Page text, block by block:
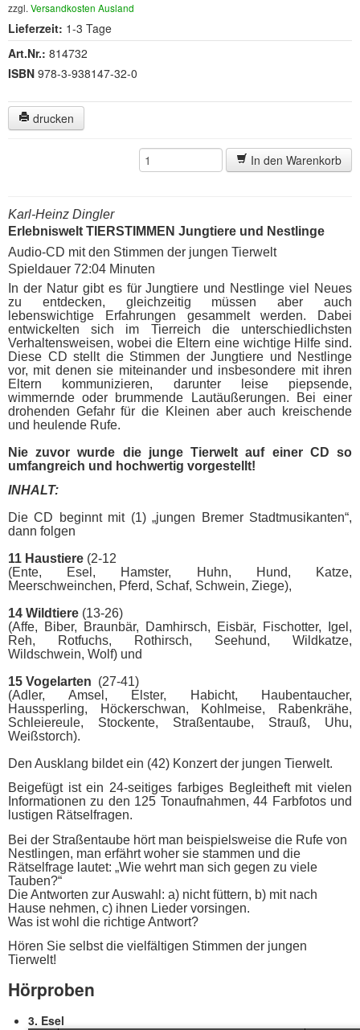
zzgl. Versandkosten Ausland
Lieferzeit: 1-3 Tage
Art.Nr.: 814732
ISBN 978-3-938147-32-0
drucken
In den Warenkorb
Karl-Heinz Dingler
Erlebniswelt TIERSTIMMEN Jungtiere und Nestlinge
Audio-CD mit den Stimmen der jungen Tierwelt
Spieldauer 72:04 Minuten
In der Natur gibt es für Jungtiere und Nestlinge viel Neues
zu entdecken, gleichzeitig müssenaber auch
lebenswichtige Erfahrungen gesammelt werden. Dabei
entwickelten sich im Tierreich die unterschiedlichsten
Verhaltensweisen, wobei die Eltern eine wichtige Hilfe sind.
Diese CD stellt die Stimmen der Jungtiere und Nestlinge
vor, mit denen sie miteinander und insbesondere mit ihren
Eltern kommunizieren, darunter leise piepsende,
wimmernde oder brummende Lautäußerungen. Bei einer
drohenden Gefahr für die Kleinen aber auch kreischende
und heulende Rufe.
Nie zuvor wurde die junge Tierwelt auf einer CD so
umfangreich und hochwertig vorgestellt!
INHALT:
Die CD beginnt mit (1) „jungen Bremer Stadtmusikanten“,
dann folgen
11 Haustiere (2-12
(Ente, Esel, Hamster, Huhn, Hund, Katze,
Meerschweinchen, Pferd, Schaf, Schwein, Ziege),
14 Wildtiere (13-26)
(Affe, Biber, Braunbär, Damhirsch, Eisbär, Fischotter, Igel,
Reh, Rotfuchs, Rothirsch, Seehund, Wildkatze,
Wildschwein, Wolf) und
15 Vogelarten (27-41)
(Adler, Amsel, Elster, Habicht, Haubentaucher,
Haussperling, Höckerschwan, Kohlmeise, Rabenkrähe,
Schleiereule, Stockente, Straßentaube, Strauß, Uhu,
Weißstorch).
Den Ausklang bildet ein (42) Konzert der jungen Tierwelt.
Beigefügt ist ein 24-seitiges farbiges Begleitheft mit vielen
Informationen zu den 125 Tonaufnahmen, 44 Farbfotos und
lustigen Rätselfragen.
Bei der Straßentaube hört man beispielsweise die Rufe von
Nestlingen, man erfährt woher sie stammen und die
Rätselfrage lautet: „Wie wehrt man sich gegen zu viele
Tauben?“
Die Antworten zur Auswahl: a) nicht füttern, b) mit nach
Hause nehmen, c) ihnen Lieder vorsingen.
Was ist wohl die richtige Antwort?
Hören Sie selbst die vielfältigen Stimmen der jungen
Tierwelt!
Hörproben
3. Esel